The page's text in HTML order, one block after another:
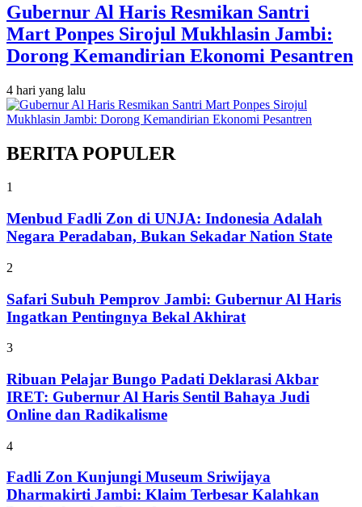
Gubernur Al Haris Resmikan Santri
Mart Ponpes Sirojul Mukhlasin Jambi:
Dorong Kemandirian Ekonomi Pesantren
4 hari yang lalu
BERITA POPULER
1
Menbud Fadli Zon di UNJA: Indonesia Adalah
Negara Peradaban, Bukan Sekadar Nation State
2
Safari Subuh Pemprov Jambi: Gubernur Al Haris
Ingatkan Pentingnya Bekal Akhirat
3
Ribuan Pelajar Bungo Padati Deklarasi Akbar
IRET: Gubernur Al Haris Sentil Bahaya Judi
Online dan Radikalisme
4
Fadli Zon Kunjungi Museum Sriwijaya
Dharmakirti Jambi: Klaim Terbesar Kalahkan